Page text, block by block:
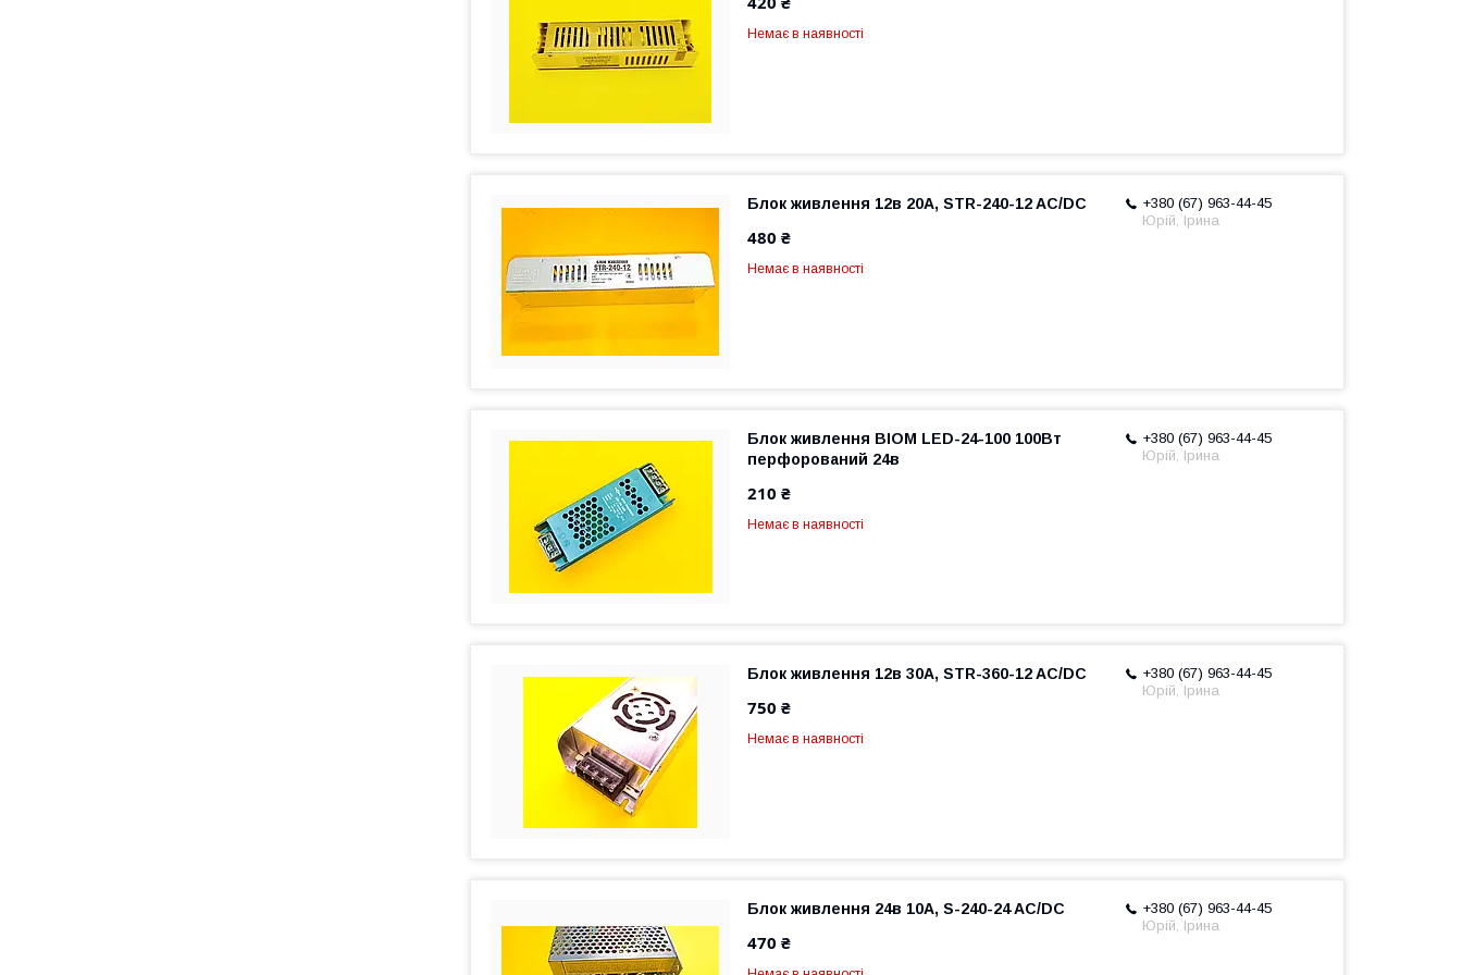
Немає в наявності
+380 (67) 963-44-45
Юрій, Ірина
Блок живлення 12в 20A, STR-240-12 AC/DC
480 ₴
Немає в наявності
+380 (67) 963-44-45
Юрій, Ірина
Блок живлення BIOM LED-24-100 100Вт
перфорований 24в
210 ₴
Немає в наявності
+380 (67) 963-44-45
Юрій, Ірина
Блок живлення 12в 30A, STR-360-12 AC/DC
750 ₴
Немає в наявності
+380 (67) 963-44-45
Юрій, Ірина
Блок живлення 24в 10A, S-240-24 AC/DC
470 ₴